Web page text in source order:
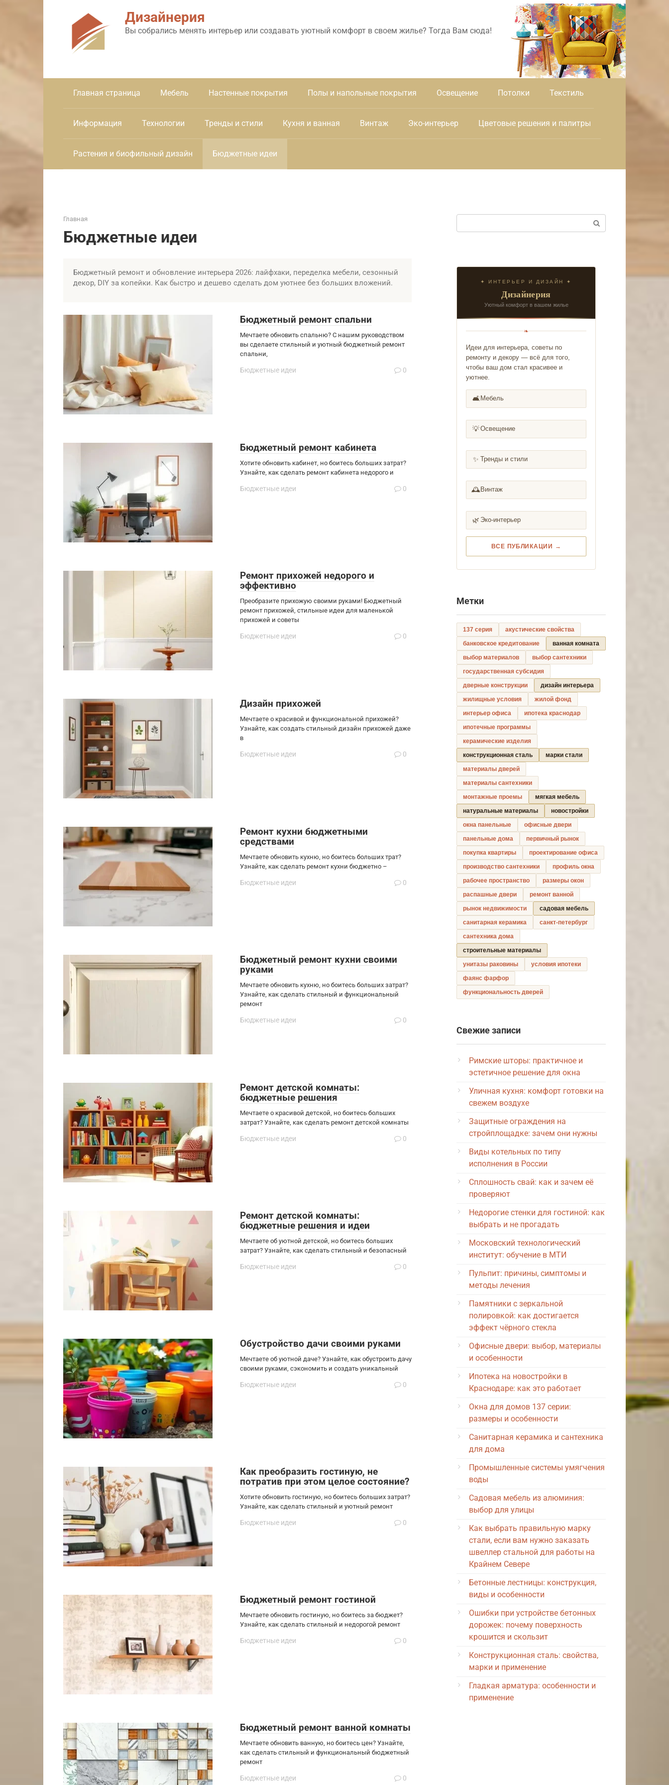
Дизайнерия
Вы собрались менять интерьер или создавать уютный комфорт в своем жилье? Тогда Вам сюда!
Главная страница Мебель Настенные покрытия Полы и напольные покрытия Освещение Потолки Текстиль
Информация Технологии Тренды и стили Кухня и ванная Винтаж Эко-интерьер Цветовые решения и палитры
Растения и биофильный дизайн Бюджетные идеи
Главная
Бюджетные идеи
Бюджетный ремонт и обновление интерьера 2026: лайфхаки, переделка мебели, сезонный
декор, DIY за копейки. Как быстро и дешево сделать дом уютнее без больших вложений.
Бюджетный ремонт спальни
Мечтаете обновить спальню? С нашим руководством
вы сделаете стильный и уютный бюджетный ремонт
спальни,
Бюджетные идеи 0
Бюджетный ремонт кабинета
Хотите обновить кабинет, но боитесь больших затрат?
Узнайте, как сделать ремонт кабинета недорого и
Бюджетные идеи 0
Ремонт прихожей недорого и
эффективно
Преобразите прихожую своими руками! Бюджетный
ремонт прихожей, стильные идеи для маленькой
прихожей и советы
Бюджетные идеи 0
Дизайн прихожей
Мечтаете о красивой и функциональной прихожей?
Узнайте, как создать стильный дизайн прихожей даже
в
Бюджетные идеи 0
Ремонт кухни бюджетными
средствами
Мечтаете обновить кухню, но боитесь больших трат?
Узнайте, как сделать ремонт кухни бюджетно –
Бюджетные идеи 0
Бюджетный ремонт кухни своими
руками
Мечтаете обновить кухню, но боитесь больших затрат?
Узнайте, как сделать стильный и функциональный
ремонт
Бюджетные идеи 0
Ремонт детской комнаты:
бюджетные решения
Мечтаете о красивой детской, но боитесь больших
затрат? Узнайте, как сделать ремонт детской комнаты
Бюджетные идеи 0
Ремонт детской комнаты:
бюджетные решения и идеи
Мечтаете об уютной детской, но боитесь больших
затрат? Узнайте, как сделать стильный и безопасный
Бюджетные идеи 0
Обустройство дачи своими руками
Мечтаете об уютной даче? Узнайте, как обустроить дачу
своими руками, сэкономить и создать уникальный
Бюджетные идеи 0
Как преобразить гостиную, не
потратив при этом целое состояние?
Хотите обновить гостиную, но боитесь больших затрат?
Узнайте, как сделать стильный и уютный ремонт
Бюджетные идеи 0
Бюджетный ремонт гостиной
Мечтаете обновить гостиную, но боитесь за бюджет?
Узнайте, как сделать стильный и недорогой ремонт
Бюджетные идеи 0
Бюджетный ремонт ванной комнаты
Мечтаете обновить ванную, но боитесь цен? Узнайте,
как сделать стильный и функциональный бюджетный
ремонт
Бюджетные идеи 0
✦ ИНТЕРЬЕР И ДИЗАЙН ✦
Дизайнерия
Уютный комфорт в вашем жилье
❧
Идеи для интерьера, советы по
ремонту и декору — всё для того,
чтобы ваш дом стал красивее и
уютнее.
🛋️ Мебель
💡Освещение
✨ Тренды и стили
🕰️ Винтаж
🌿 Эко-интерьер
ВСЕ ПУБЛИКАЦИИ →
Метки
137 серия
акустические свойства
банковское кредитование
ванная комната
выбор материалов
выбор сантехники
государственная субсидия
дверные конструкции
дизайн интерьера
жилищные условия
жилой фонд
интерьер офиса
ипотека краснодар
ипотечные программы
керамические изделия
конструкционная сталь
марки стали
материалы дверей
материалы сантехники
монтажные проемы
мягкая мебель
натуральные материалы
новостройки
окна панельные
офисные двери
панельные дома
первичный рынок
покупка квартиры
проектирование офиса
производство сантехники
профиль окна
рабочее пространство
размеры окон
распашные двери
ремонт ванной
рынок недвижимости
садовая мебель
санитарная керамика
санкт-петербург
сантехника дома
строительные материалы
унитазы раковины
условия ипотеки
фаянс фарфор
функциональность дверей
Свежие записи
Римские шторы: практичное и
эстетичное решение для окна
Уличная кухня: комфорт готовки на
свежем воздухе
Защитные ограждения на
стройплощадке: зачем они нужны
Виды котельных по типу
исполнения в России
Сплошность свай: как и зачем её
проверяют
Недорогие стенки для гостиной: как
выбрать и не прогадать
Московский технологический
институт: обучение в МТИ
Пульпит: причины, симптомы и
методы лечения
Памятники с зеркальной
полировкой: как достигается
эффект чёрного стекла
Офисные двери: выбор, материалы
и особенности
Ипотека на новостройки в
Краснодаре: как это работает
Окна для домов 137 серии:
размеры и особенности
Санитарная керамика и сантехника
для дома
Промышленные системы умягчения
воды
Садовая мебель из алюминия:
выбор для улицы
Как выбрать правильную марку
стали, если вам нужно заказать
швеллер стальной для работы на
Крайнем Севере
Бетонные лестницы: конструкция,
виды и особенности
Ошибки при устройстве бетонных
дорожек: почему поверхность
крошится и скользит
Конструкционная сталь: свойства,
марки и применение
Гладкая арматура: особенности и
применение